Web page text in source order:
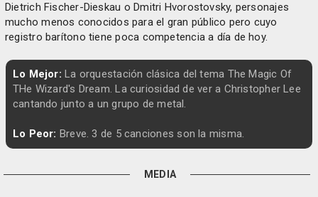
Dietrich Fischer-Dieskau o Dmitri Hvorostovsky, personajes
mucho menos conocidos para el gran público pero cuyo
registro barítono tiene poca competencia a día de hoy.
Lo Mejor: La orquestación clásica del tema The Magic Of
THe Wizard's Dream. La curiosidad de ver a Christopher Lee
cantando junto a un grupo de metal.
Lo Peor: Breve. 3 de 5 canciones son la misma.
MEDIA